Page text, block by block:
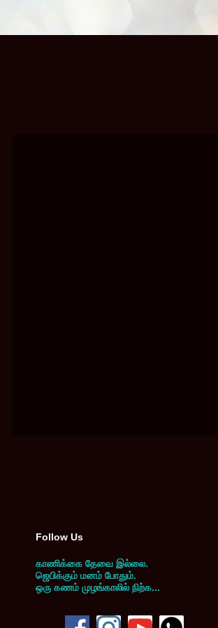
Follow Us
காணிக்கை தேவை இல்லை.
ஜெபிக்கும் மனம் போதும்.
ஒரு கணம் முழங்காலில் நிற்க...